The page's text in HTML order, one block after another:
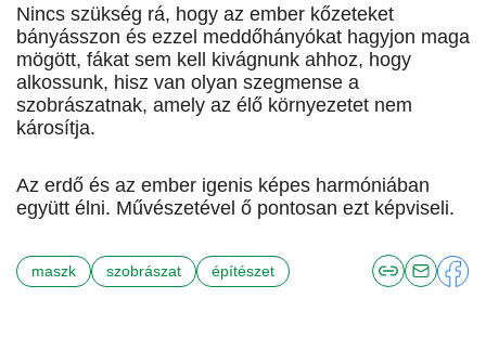
Nincs szükség rá, hogy az ember kőzeteket
bányásszon és ezzel meddőhányókat hagyjon maga
mögött, fákat sem kell kivágnunk ahhoz, hogy
alkossunk, hisz van olyan szegmense a
szobrászatnak, amely az élő környezetet nem
károsítja.
Az erdő és az ember igenis képes harmóniában
együtt élni. Művészetével ő pontosan ezt képviseli.
maszk szobrászat építészet